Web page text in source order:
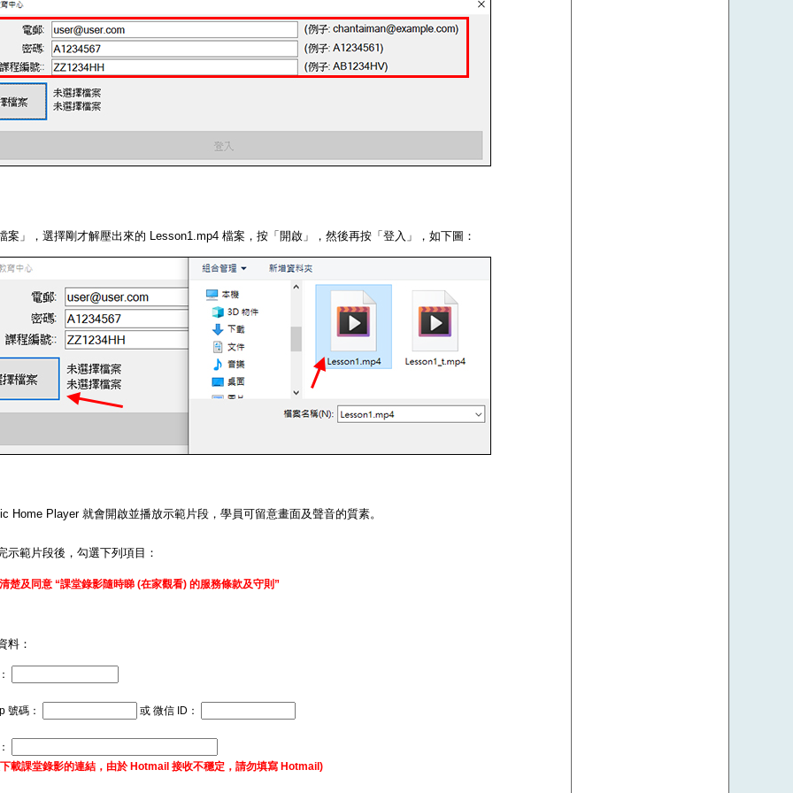
案」，選擇剛才解壓出來的 Lesson1.mp4 檔案，按「開啟」，然後再按「登入」，如下圖：
Home Player 就會開啟並播放示範片段，學員可留意畫面及聲音的質素。
示範片段後，勾選下列項目：
楚及同意 “課堂錄影隨時睇 (在家觀看) 的服務條款及守則”
料：
號碼： 或 微信 ID：
載課堂錄影的連結，由於 Hotmail 接收不穩定，請勿填寫 Hotmail)